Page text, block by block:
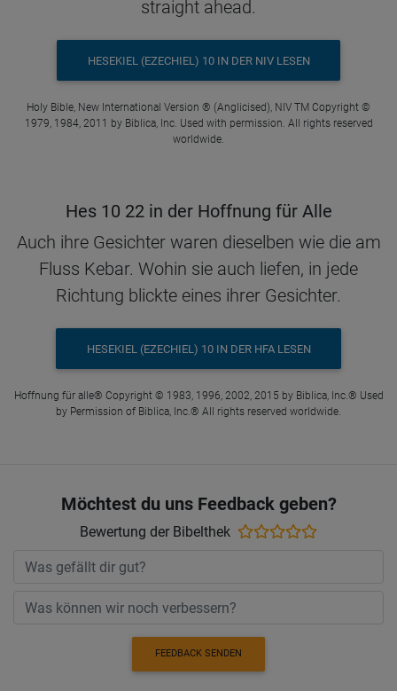
straight ahead.
HESEKIEL (EZECHIEL) 10 IN DER NIV LESEN
Holy Bible, New International Version ® (Anglicised), NIV TM Copyright ©
1979, 1984, 2011 by Biblica, Inc. Used with permission. All rights reserved
worldwide.
Hes 10 22 in der Hoffnung für Alle
Auch ihre Gesichter waren dieselben wie die am
Fluss Kebar. Wohin sie auch liefen, in jede
Richtung blickte eines ihrer Gesichter.
HESEKIEL (EZECHIEL) 10 IN DER HFA LESEN
Hoffnung für alle® Copyright © 1983, 1996, 2002, 2015 by Biblica, Inc.® Used
by Permission of Biblica, Inc.® All rights reserved worldwide.
Möchtest du uns Feedback geben?
Bewertung der Bibelthek
FEEDBACK SENDEN